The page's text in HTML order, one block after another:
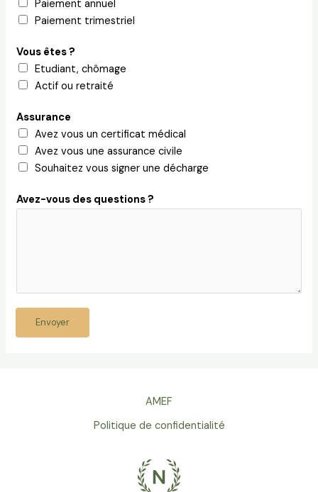
Paiement annuel
Paiement trimestriel
Vous êtes ?
Etudiant, chômage
Actif ou retraité
Assurance
Avez vous un certificat médical
Avez vous une assurance civile
Souhaitez vous signer une décharge
Avez-vous des questions ?
Envoyer
AMEF
Politique de confidentialité